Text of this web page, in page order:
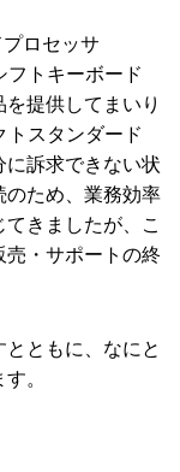
ロセッサ
フトキーボード
提供してまいり
トスタンダード
に訴求できない状
のため、業務効率
きましたが、こ
・サポートの終
ともに、なにと
。